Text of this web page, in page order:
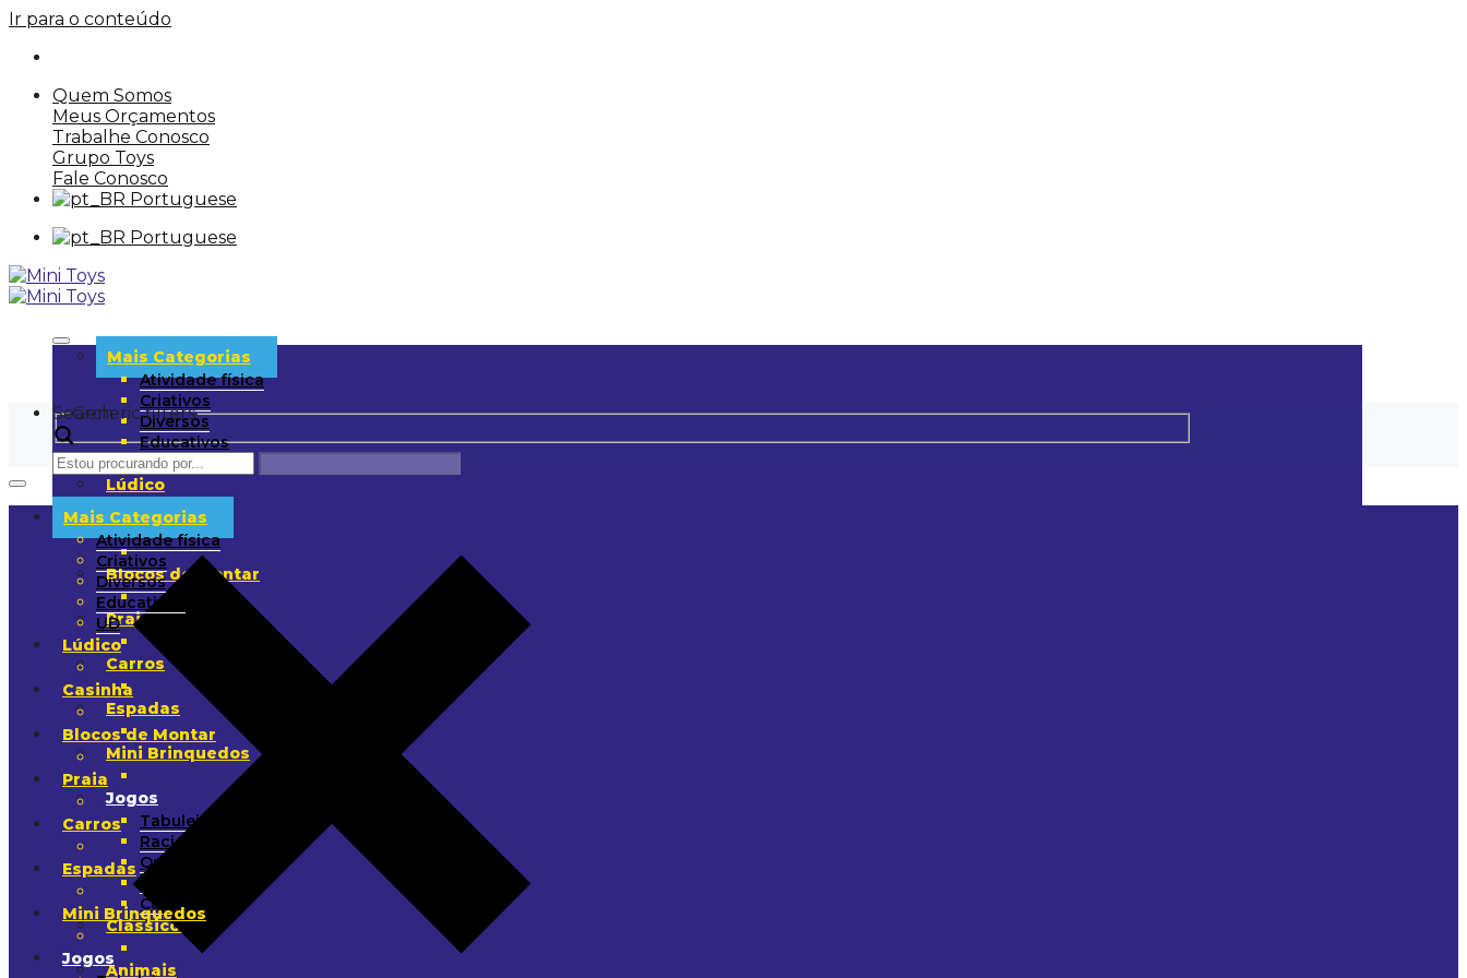
Ir para o conteúdo
Quem Somos
Meus Orçamentos
Trabalhe Conosco
Grupo Toys
Fale Conosco
Portuguese
Portuguese
Mais Categorias
Atividade física
Criativos
Diversos
Educativos
UD
Lúdico
Casinha
Blocos de Montar
Praia
Carros
Espadas
Mini Brinquedos
Jogos
Tabuleiro
Raciocínio
Quebra-Cabeça
Arremesso
Cartas
Clássicos
Animais
Search
Generic filters
Mais Categorias
Atividade física
Criativos
Diversos
Educativos
UD
Lúdico
Casinha
Blocos de Montar
Praia
Carros
Espadas
Mini Brinquedos
Jogos